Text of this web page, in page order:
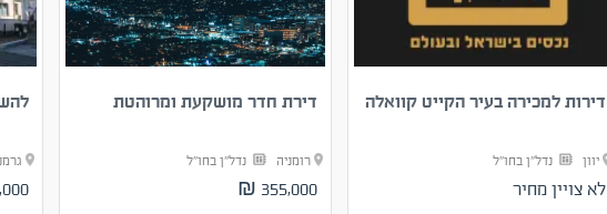
דירות למכירה בעיר הקייט קוואלה
יוון נדל"ן בחו"ל
לא צויין מחיר
דירת חדר מושקעת ומרוהטת
רומניה נדל"ן בחו"ל
355,000 ₪
€